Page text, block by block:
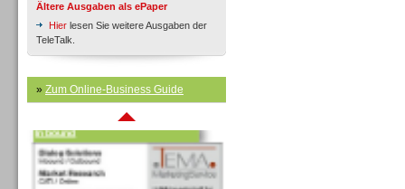
Ältere Ausgaben als ePaper
Hier lesen Sie weitere Ausgaben der
TeleTalk.
» Zum Online-Business Guide
Inbound